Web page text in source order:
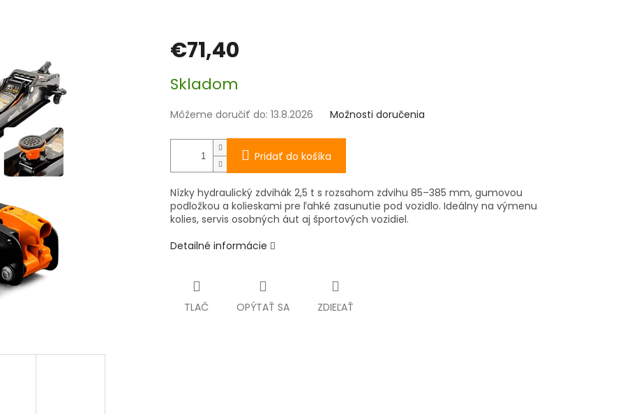
€71,40
cena:
Skladom
Môžeme doručiť do: 13.8.2026 Možnosti doručenia
Pridať do košíka
Nízky hydraulický zdvihák 2,5 t s rozsahom zdvihu 85–385 mm, gumovou
podložkou a kolieskami pre ľahké zasunutie pod vozidlo. Ideálny na výmenu
kolies, servis osobných áut aj športových vozidiel.
Detailné informácie
TLAČ OPÝTAŤ SA ZDIEĽAŤ